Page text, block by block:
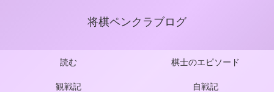
将棋ペンクラブログ
読む 棋士のエピソード
観戦記 自戦記